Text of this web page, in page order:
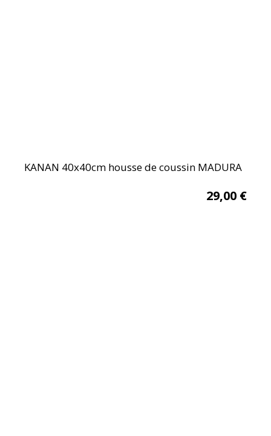
KANAN 40x40cm housse de coussin MADURA
29,00 €